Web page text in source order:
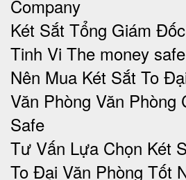
Company
Két Sắt Tổng Giám
Tinh Vi The money
Nên Mua Két Sắt To
Văn Phòng Văn Phòng
Safe
Tư Vấn Lựa Chọn Két
To Đại Văn Phòng Tốt